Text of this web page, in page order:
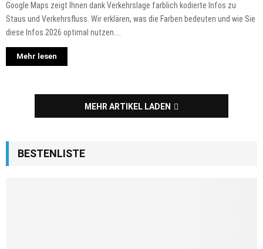
Google Maps zeigt Ihnen dank Verkehrslage farblich kodierte Infos zu
Staus und Verkehrsfluss. Wir erklären, was die Farben bedeuten und wie Sie
diese Infos 2026 optimal nutzen....
Mehr lesen
MEHR ARTIKEL LADEN
BESTENLISTE